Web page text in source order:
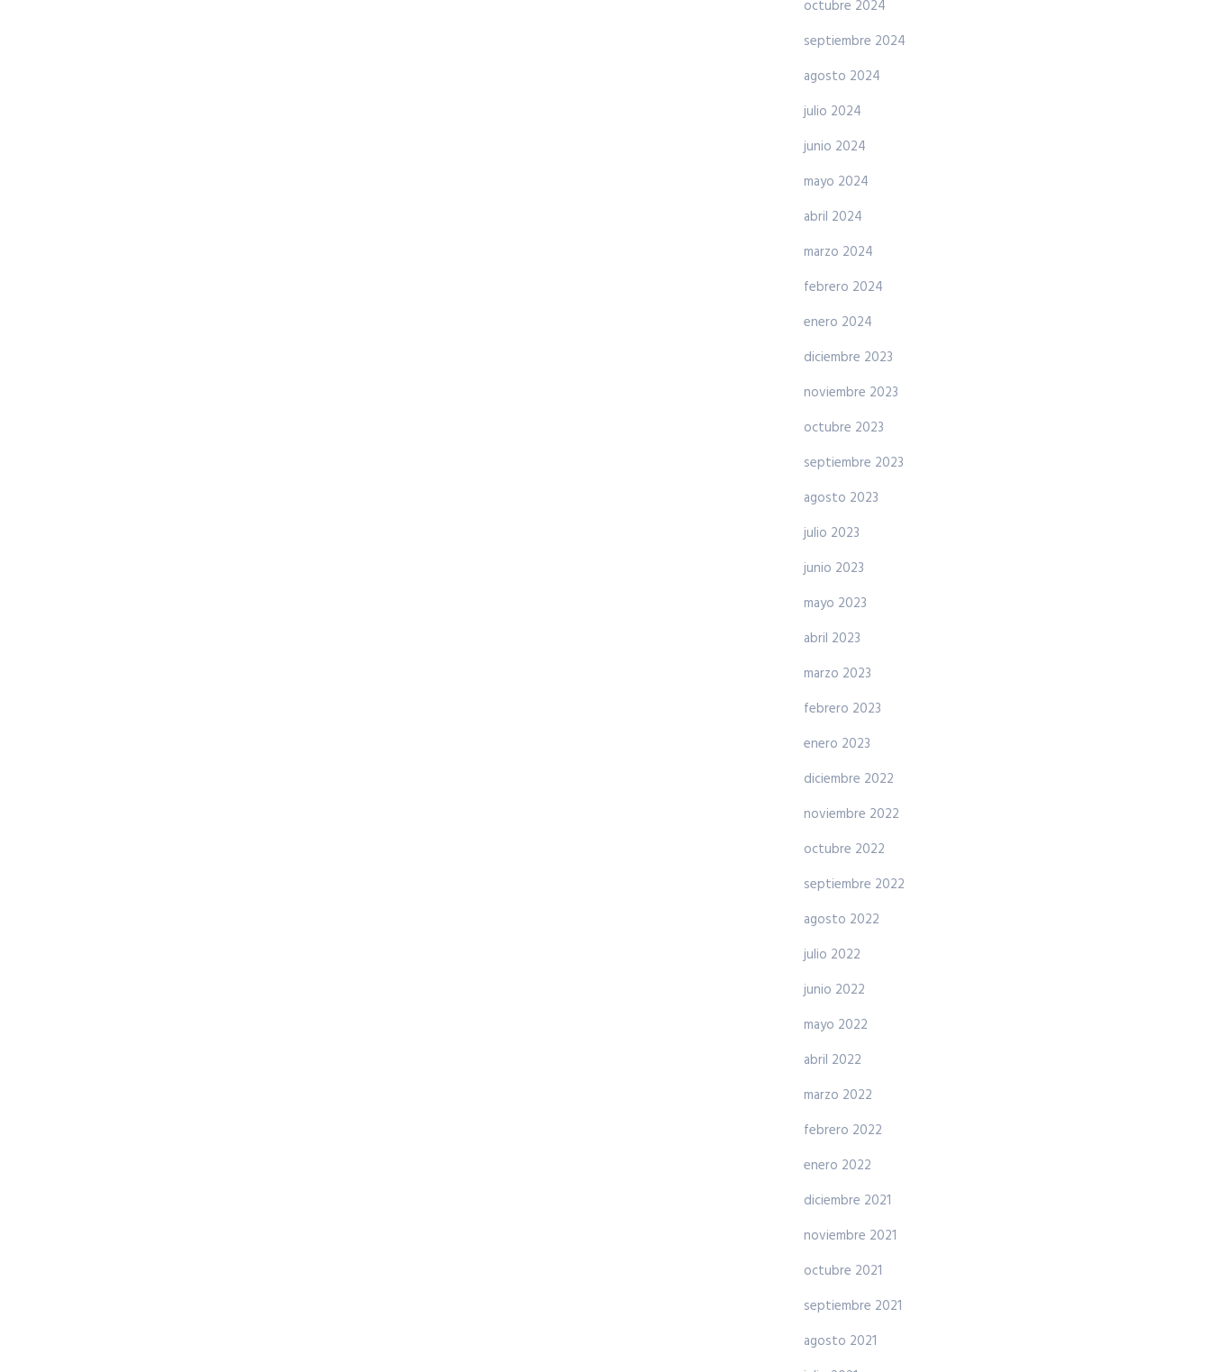
octubre 2024
septiembre 2024
agosto 2024
julio 2024
junio 2024
mayo 2024
abril 2024
marzo 2024
febrero 2024
enero 2024
diciembre 2023
noviembre 2023
octubre 2023
septiembre 2023
agosto 2023
julio 2023
junio 2023
mayo 2023
abril 2023
marzo 2023
febrero 2023
enero 2023
diciembre 2022
noviembre 2022
octubre 2022
septiembre 2022
agosto 2022
julio 2022
junio 2022
mayo 2022
abril 2022
marzo 2022
febrero 2022
enero 2022
diciembre 2021
noviembre 2021
octubre 2021
septiembre 2021
agosto 2021